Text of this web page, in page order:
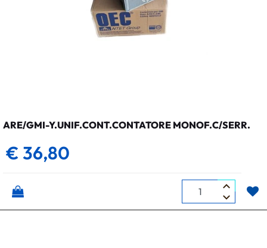
ARE/GMI-Y.UNIF.CONT.CONTATORE MONOF.C/SERR.
€ 36,80
Quantità